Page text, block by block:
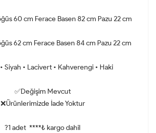
60 cm Ferace Basen 82 cm Pazu 22 cm
62 cm Ferace Basen 84 cm Pazu 22 cm
Siyah • Lacivert • Kahverengi • Haki
✅Değişim Mevcut
❌Ürünlerimizde İade Yoktur
?1 adet ****₺ kargo dahil